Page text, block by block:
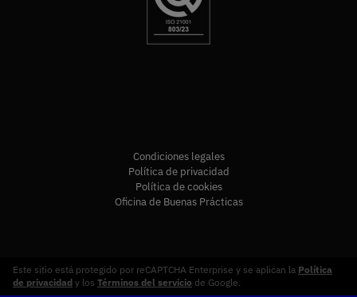
Condiciones legales
Política de privacidad
Política de cookies
Oficina de Buenas Prácticas
Este sitio está protegido por reCAPTCHA Enterprise y se aplican la Política
de privacidad y los Términos del servicio de Google.